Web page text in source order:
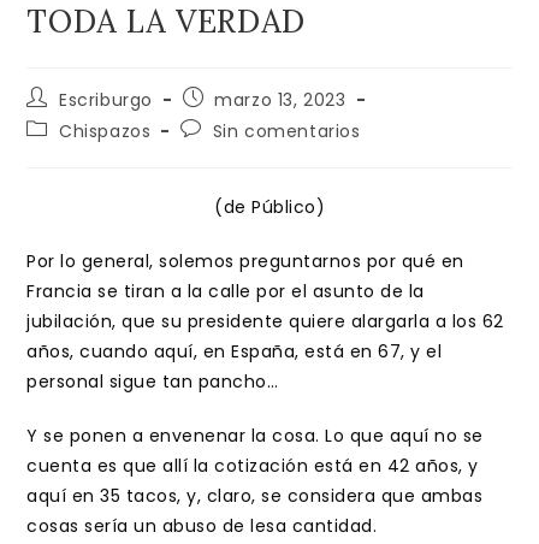
TODA LA VERDAD
Autor
de
la
Escriburgo
Publicación
de
la
marzo 13, 2023
Categoría
Chispazos
Comentarios
entrada:
Sin comentarios
(de Público)
Por lo general, solemos preguntarnos por qué en
Francia se tiran a la calle por el asunto de la
jubilación, que su presidente quiere alargarla a los 62
años, cuando aquí, en España, está en 67, y el
personal sigue tan pancho…
Y se ponen a envenenar la cosa. Lo que aquí no se
cuenta es que allí la cotización está en 42 años, y
aquí en 35 tacos, y, claro, se considera que ambas
cosas sería un abuso de lesa cantidad.